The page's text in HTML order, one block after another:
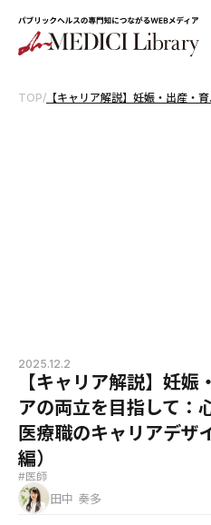
TOP/ 【キャリア解説】妊娠・出産・育
2025.12.2
【キャリア解説】妊娠
アの両立を目指して：
医療職のキャリアデ
編）
#医師
田中 奏多